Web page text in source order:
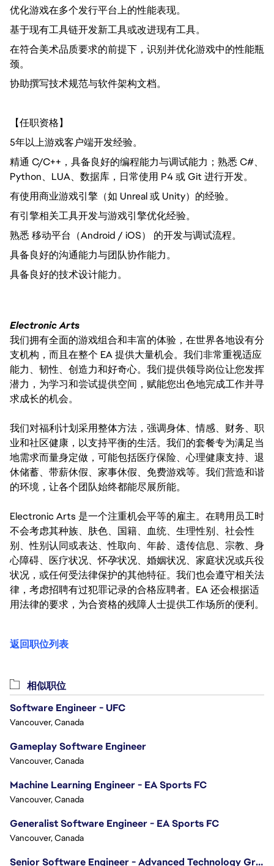
优化游戏在多个发行平台上的性能表现。
基于现有工具链开发新工具或改进现有工具。
在符合美术品质要求的前提下，识别并优化游戏中的性能瓶
颈。
协助撰写技术规范与软件架构文档。
【任职资格】
5年以上游戏客户端开发经验。
精通 C/C++，具备良好的编程能力与调试能力；熟悉 C#、
Python、LUA、数据库，日常使用 P4 或 Git 进行开发。
有使用商业游戏引擎（如 Unreal 或 Unity）的经验。
有引擎相关工具开发与游戏引擎优化经验。
熟悉 移动平台（Android / iOS） 的开发与调试流程。
具备良好的沟通能力与团队协作能力。
具备良好的技术设计能力。
Electronic Arts
我们拥有全面的游戏组合和丰富的体验，在世界各地设有分
支机构，而且在整个 EA 提供大量机会。我们非常重视适应
能力、韧性、创造力和好奇心。我们提供领导岗位让您发挥
潜力，为学习和尝试提供空间，赋能您出色地完成工作并寻
求成长的机会。
我们对福利计划采用整体方法，强调身体、情感、财务、职
业和社区健康，以支持平衡的生活。我们的套餐专为满足当
地需求而量身定做，可能包括医疗保险、心理健康支持、退
休储蓄、带薪休假、家事休假、免费游戏等。我们营造和谐
的环境，让各个团队始终都能尽展所能。
Electronic Arts 是一个注重机会平等的雇主。在聘用员工时
不会考虑其种族、肤色、国籍、血统、生理性别、社会性
别、性别认同或表达、性取向、年龄、遗传信息、宗教、身
心障碍、医疗状况、怀孕状况、婚姻状况、家庭状况或兵役
状况，或任何受法律保护的其他特征。我们也会遵守相关法
律，考虑招聘有过犯罪记录的合格应聘者。EA 还会根据适
用法律的要求，为合资格的残障人士提供工作场所的便利。
返回职位列表
相似职位
Software Engineer - UFC
Vancouver, Canada
Gameplay Software Engineer
Vancouver, Canada
Machine Learning Engineer - EA Sports FC
Vancouver, Canada
Generalist Software Engineer - EA Sports FC
Vancouver, Canada
Senior Software Engineer - Advanced Technology Group